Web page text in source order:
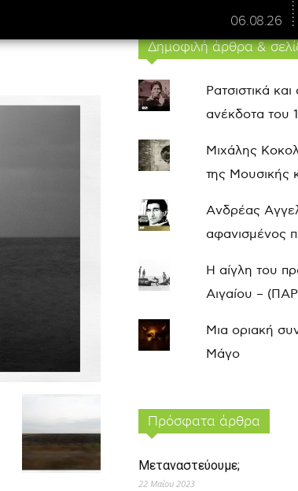
06.08.26
Δημοφιλή άρθρα &
Ρατσιστικά
ανέκδοτα του
Μιχάλης
της Μουσικής
Ανδρέας
αφανισμένος
Η αίγλη του
Αιγαίου –
Μια οριακή
Μάγο
Πρόσφατα άρθρα
Μεταναστεύουμε;
22 Μαΐου 2023